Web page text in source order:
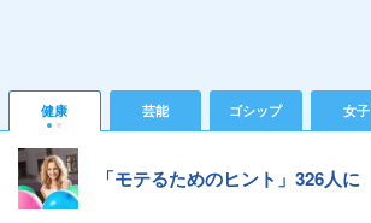
健康 芸能 ゴシップ 女子
「モテるためのヒント」326人に